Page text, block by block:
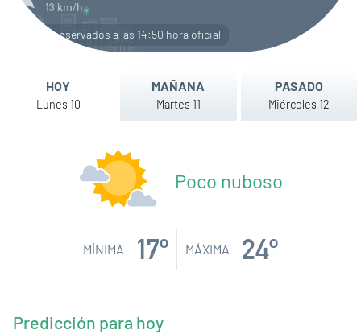
13 km/h
Datos observados a las 14:50 hora oficial
HOY
Lunes 10
MAÑANA
Martes 11
PASADO
Miércoles 12
Poco nuboso
MÍNIMA 17º MÁXIMA 24º
Predicción para hoy